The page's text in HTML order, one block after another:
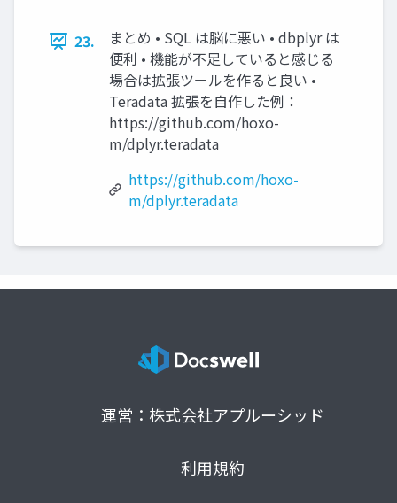
23.
まとめ • SQL は脳に悪い • dbplyr は
便利 • 機能が不足していると感じる
場合は拡張ツールを作ると良い •
Teradata 拡張を自作した例：
https://github.com/hoxo-
m/dplyr.teradata
https://github.com/hoxo-
m/dplyr.teradata
運営：株式会社アプルーシッド
利用規約